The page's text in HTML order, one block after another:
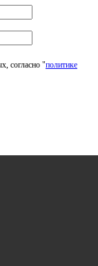
согласно "политике